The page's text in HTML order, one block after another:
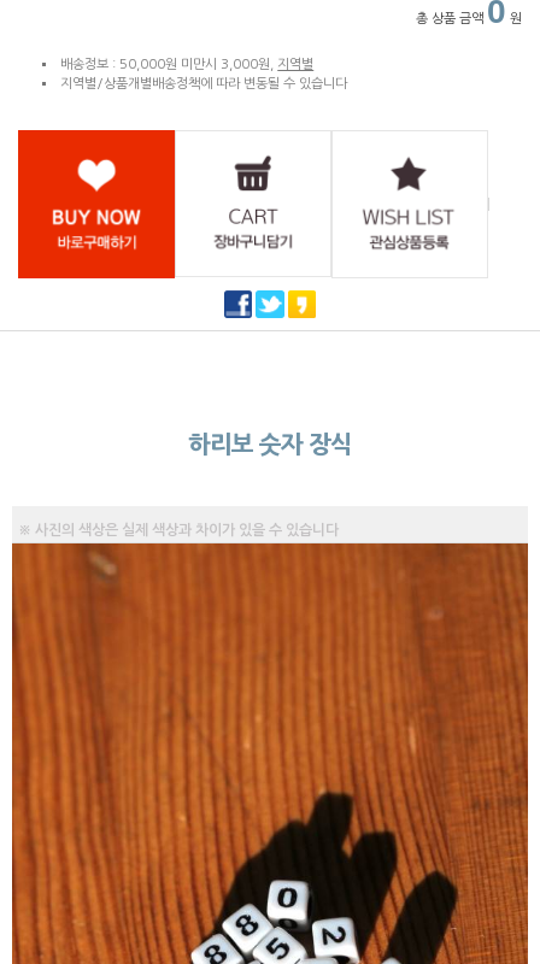
총 상품 금액 0 원
배송정보 : 50,000원 미만시 3,000원, 지역별
지역별/상품개별배송정책에 따라 변동될 수 있습니다
하리보 숫자 장식
※ 사진의 색상은 실제 색상과 차이가 있을 수 있습니다